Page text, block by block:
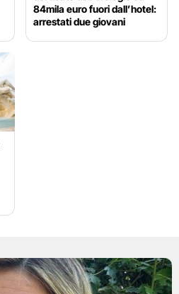
84mila euro fuori dall’hotel:
arrestati due giovani